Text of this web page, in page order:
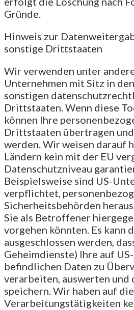
Gründe.
Hinweis zur
sonstige Drittstaaten
Wir verwenden unter
Unternehmen mit Sitz in
sonstigen
Drittstaaten. Wenn diese
können Ihre
Drittstaaten übertragen
werden. Wir weisen darauf
Ländern kein mit der EU
Datenschutzniveau
Beispielsweise sind US-
verpflichtet,
Sicherheitsbehörden
Sie als Betroffener
vorgehen könnten. Es kann
ausgeschlossen werden,
Geheimdienste) Ihre auf
befindlichen Daten zu
verarbeiten, auswerten und
speichern. Wir haben auf
Verarbeitungstätigkeiten